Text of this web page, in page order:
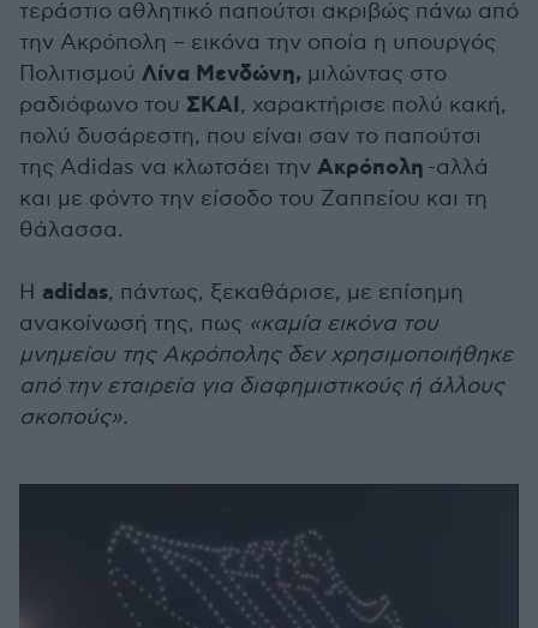
τεράστιο αθλητικό παπούτσι ακριβώς πάνω από
την Ακρόπολη – εικόνα την οποία η υπουργός
Πολιτισμού Λίνα Μενδώνη, μιλώντας στο
ραδιόφωνο του ΣΚΑΙ, χαρακτήρισε πολύ κακή,
πολύ δυσάρεστη, που είναι σαν το παπούτσι
της Adidas να κλωτσάει την Ακρόπολη -αλλά
και με φόντο την είσοδο του Ζαππείου και τη
θάλασσα.
Η adidas, πάντως, ξεκαθάρισε, με επίσημη
ανακοίνωσή της, πως «καμία εικόνα του
μνημείου της Ακρόπολης δεν χρησιμοποιήθηκε
από την εταιρεία για διαφημιστικούς ή άλλους
σκοπούς».